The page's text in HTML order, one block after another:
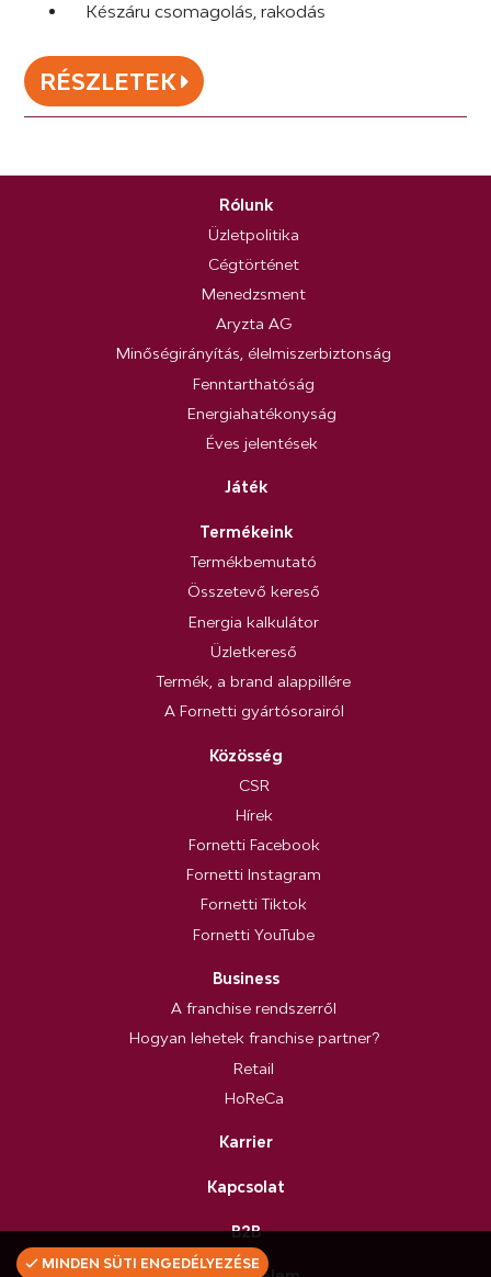
Készáru csomagolás, rakodás
RÉSZLETEK
Rólunk
Üzletpolitika
Cégtörténet
Menedzsment
Aryzta AG
Minőségirányítás, élelmiszerbiztonság
Fenntarthatóság
Energiahatékonyság
Éves jelentések
Játék
Termékeink
Termékbemutató
Összetevő kereső
Energia kalkulátor
Üzletkereső
Termék, a brand alappillére
A Fornetti gyártósorairól
Közösség
CSR
Hírek
Fornetti Facebook
Fornetti Instagram
Fornetti Tiktok
Fornetti YouTube
Business
A franchise rendszerről
Hogyan lehetek franchise partner?
Retail
HoReCa
Karrier
Kapcsolat
B2B
MINDEN SÜTI ENGEDÉLYEZÉSE